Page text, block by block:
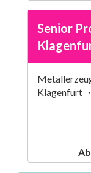
Senior
Klagenfurt